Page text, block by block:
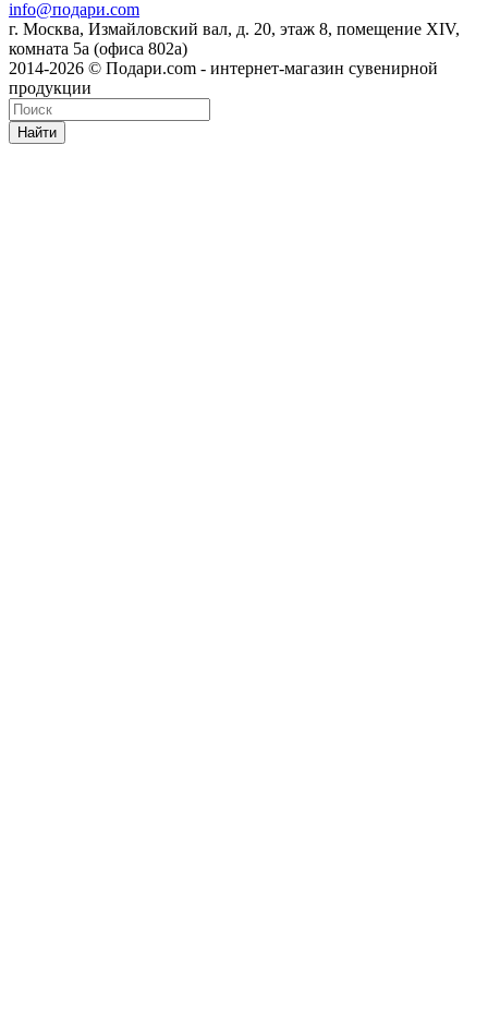
info@подари.com
г. Москва, Измайловский вал, д. 20, этаж 8, помещение XIV,
комната 5а (офиса 802а)
2014-2026 © Подари.com - интернет-магазин сувенирной
продукции
Найти